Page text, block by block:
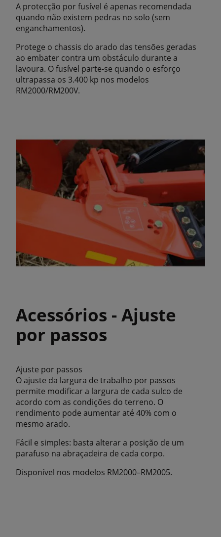
A protecção por fusível é apenas recomendada
quando não existem pedras no solo (sem
enganchamentos).
Protege o chassis do arado das tensões geradas
ao embater contra um obstáculo durante a
lavoura. O fusível parte-se quando o esforço
ultrapassa os 3.400 kp nos modelos
RM2000/RM200V.
Acessórios - Ajuste
por passos
Ajuste por passos
O ajuste da largura de trabalho por passos
permite modificar a largura de cada sulco de
acordo com as condições do terreno. O
rendimento pode aumentar até 40% com o
mesmo arado.
Fácil e simples: basta alterar a posição de um
parafuso na abraçadeira de cada corpo.
Disponível nos modelos RM2000–RM2005.